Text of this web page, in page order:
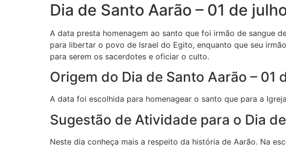
Dia de Santo Aarão – 01 de
A data presta homenagem ao santo que foi irmão de sangue
para libertar o povo de Israel do Egito, enquanto que seu
para serem os sacerdotes e oficiar o culto.
Origem do Dia de Santo Aarão – 01
A data foi escolhida para homenagear o santo que para a
Sugestão de Atividade para o Dia
Neste dia conheça mais a respeito da história de Aarão. Na